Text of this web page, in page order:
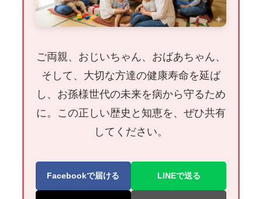
ご両親、おじいちゃん、おばあちゃん、
そして、大切な方達の健康寿命を延ば
し、お孫様世代の未来を病から守るため
に。この正しい歴史と知恵を、ぜひ共有
してください。
Facebookで届ける LINEで送る